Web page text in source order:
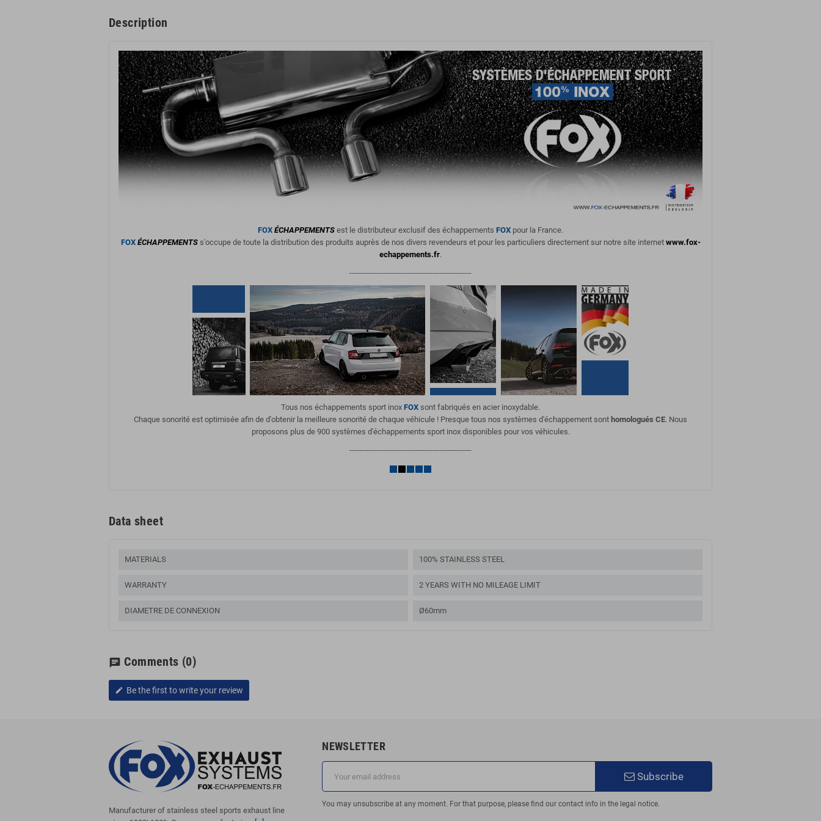
Description
FOX ÉCHAPPEMENTS est le distributeur exclusif des échappements FOX pour la France.
FOX ÉCHAPPEMENTSs'occupe de toute la distribution des produits auprès de nos divers revendeurs et pour les particuliers directement sur notre site internet www.fox-
echappements.fr.
--------------------------------------------------
Tous nos échappements sport inox FOX sont fabriqués en acier inoxydable.
Chaque sonorité est optimisée afin de d'obtenir la meilleure sonorité de chaque véhicule ! Presque tous nos systèmes d'échappement sont homologués CE. Nous
proposons plus de 900 systèmes d'échappements sport inox disponibles pour vos véhicules.
--------------------------------------------------
Data sheet
MATERIALS 100% STAINLESS STEEL
WARRANTY 2 YEARS WITH NO MILEAGE LIMIT
DIAMETRE DE CONNEXION Ø60mm
chat Comments (0)
edit Be the first to write your review
Manufacturer of stainless steel sports exhaust line
NEWSLETTER
Subscribe
You may unsubscribe at any moment. For that purpose, please find our contact info in the legal notice.